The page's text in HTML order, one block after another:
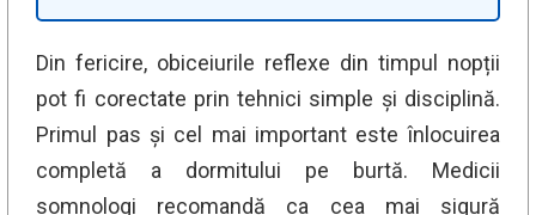
Din fericire, obiceiurile reflexe din timpul nopții
pot fi corectate prin tehnici simple și disciplină.
Primul pas și cel mai important este înlocuirea
completă a dormitului pe burtă. Medicii
somnologi recomandă ca cea mai sigură